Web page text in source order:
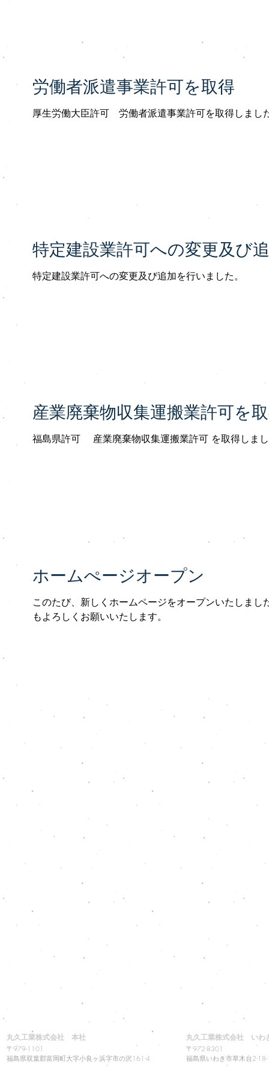
労働者派遣事業許可を取得
厚生労働大臣許可 労働者派遣事業許可を取得しまし
特定建設業許可への変更及び
特定建設業許可への変更及び追加を行いました。
産業廃棄物収集運搬業許可を
福島県許可 産業廃棄物収集運搬業許可 を取得しま
ホームぺージオープン
このたび、新しくホームページをオープンいたしま
もよろしくお願いいたします。
丸久工業株式会社 本社
〒979-1101
福島県双葉郡富岡町大字小良ヶ浜字市の沢161-4
丸久工業株式会社 いわ
〒972-8301
福島県いわき市草木台2-